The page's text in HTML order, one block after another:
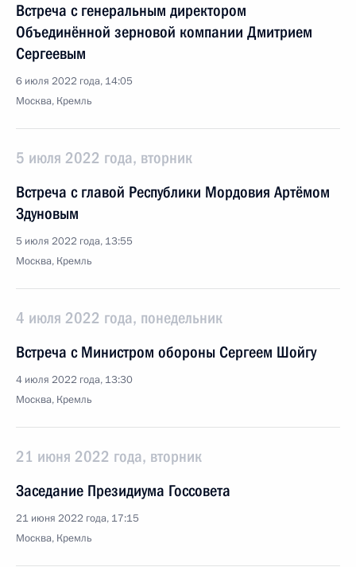
Встреча с генеральным директором
Объединённой зерновой компании Дмитрием
Сергеевым
6 июля 2022 года, 14:05
Москва, Кремль
5 июля 2022 года, вторник
Встреча с главой Республики Мордовия Артёмом
Здуновым
5 июля 2022 года, 13:55
Москва, Кремль
4 июля 2022 года, понедельник
Встреча с Министром обороны Сергеем Шойгу
4 июля 2022 года, 13:30
Москва, Кремль
21 июня 2022 года, вторник
Заседание Президиума Госсовета
21 июня 2022 года, 17:15
Москва, Кремль